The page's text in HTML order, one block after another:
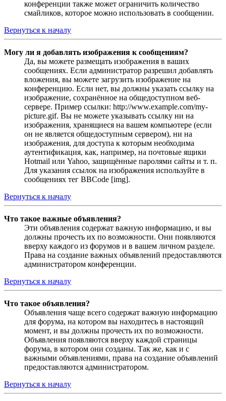
конференции также может ограничить количество
смайликов, которое можно использовать в сообщении.
Вернуться к началу
Могу ли я добавлять изображения к сообщениям?
Да, вы можете размещать изображения в ваших
сообщениях. Если администратор разрешил добавлять
вложения, вы можете загрузить изображение на
конференцию. Если нет, вы должны указать ссылку на
изображение, сохранённое на общедоступном веб-
сервере. Пример ссылки: http://www.example.com/my-
picture.gif. Вы не можете указывать ссылку ни на
изображения, хранящиеся на вашем компьютере (если
он не является общедоступным сервером), ни на
изображения, для доступа к которым необходима
аутентификация, как, например, на почтовые ящики
Hotmail или Yahoo, защищённые паролями сайты и т. п.
Для указания ссылок на изображения используйте в
сообщениях тег BBCode [img].
Вернуться к началу
Что такое важные объявления?
Эти объявления содержат важную информацию, и вы
должны прочесть их по возможности. Они появляются
вверху каждого из форумов и в вашем личном разделе.
Права на создание важных объявлений предоставляются
администратором конференции.
Вернуться к началу
Что такое объявления?
Объявления чаще всего содержат важную информацию
для форума, на котором вы находитесь в настоящий
момент, и вы должны прочесть их по возможности.
Объявления появляются вверху каждой страницы
форума, в котором они созданы. Так же, как и с
важными объявлениями, права на создание объявлений
предоставляются администратором.
Вернуться к началу